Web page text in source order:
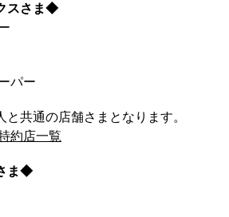
スさま◆
パー
共通の店舗さまとなります。
約店一覧
ま◆